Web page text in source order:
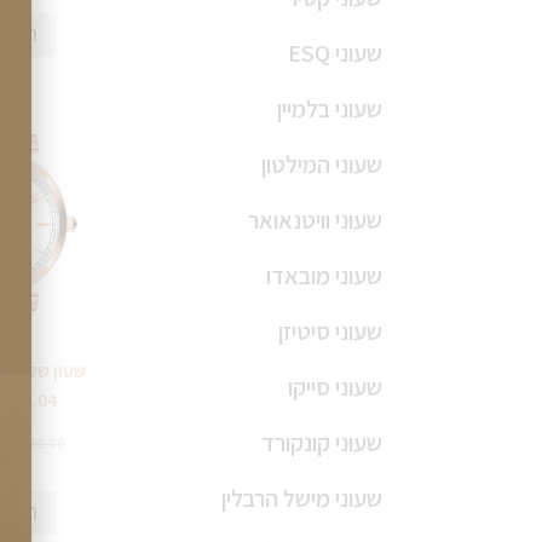
שעוני ESQ
שעוני בלמיין
שעוני המילטון
שעוני וויטנאואר
שעוני מובאדו
שעוני סיטיזן
שעוני סייקו
שעוני קונקורד
שעוני מישל הרבלין